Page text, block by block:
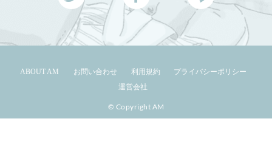
ABOUT AM お問い合わせ 利用規約
プライバシーポリシー
運営会社
© Copyright AM